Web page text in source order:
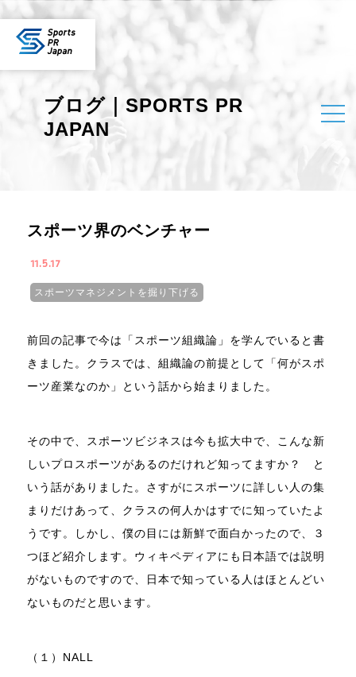
ブログ｜SPORTS PR
JAPAN
スポーツ界のベンチャー
11.5.17
スポーツマネジメントを掘り下げる
前回の記事で今は「スポーツ組織論」を学んでいると書
きました。クラスでは、組織論の前提として「何がスポ
ーツ産業なのか」という話から始まりました。
その中で、スポーツビジネスは今も拡大中で、こんな新
しいプロスポーツがあるのだけれど知ってますか？ と
いう話がありました。さすがにスポーツに詳しい人の集
まりだけあって、クラスの何人かはすでに知っていたよ
うです。しかし、僕の目には新鮮で面白かったので、３
つほど紹介します。ウィキペディアにも日本語では説明
がないものですので、日本で知っている人はほとんどい
ないものだと思います。
（１）NALL